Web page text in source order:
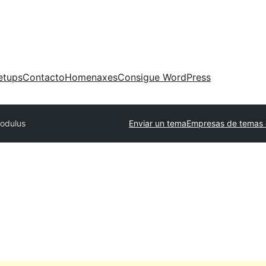
ContactoHomenaxesConsigue WordPress
Enviar un temaEmpresas de